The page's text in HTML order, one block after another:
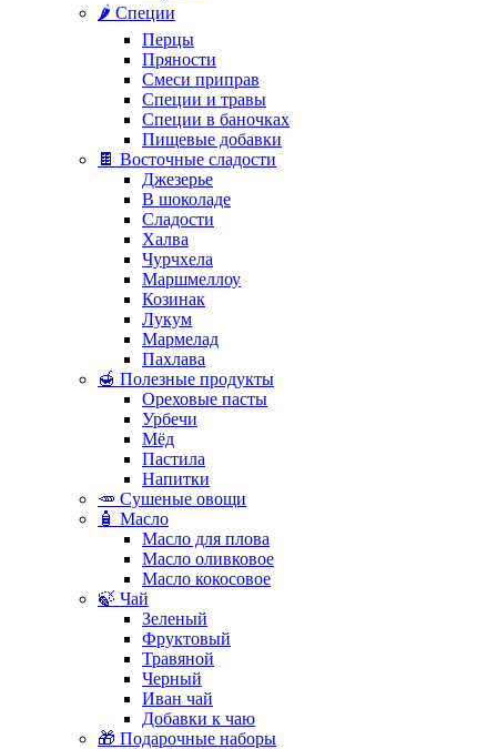
🌶️ Специи
Перцы
Пряности
Смеси приправ
Специи и травы
Специи в баночках
Пищевые добавки
🍫 Восточные сладости
Джезерье
В шоколаде
Сладости
Халва
Чурчхела
Маршмеллоу
Козинак
Лукум
Мармелад
Пахлава
🍯 Полезные продукты
Ореховые пасты
Урбечи
Мёд
Пастила
Напитки
🥕 Сушеные овощи
🧴 Масло
Масло для плова
Масло оливковое
Масло кокосовое
🍃 Чай
Зеленый
Фруктовый
Травяной
Черный
Иван чай
Добавки к чаю
🎁 Подарочные наборы